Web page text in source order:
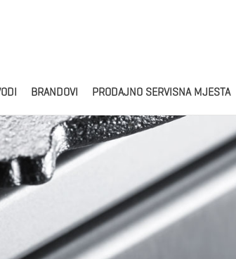
BRANDOVI PRODAJNO SERVISNA MJESTA